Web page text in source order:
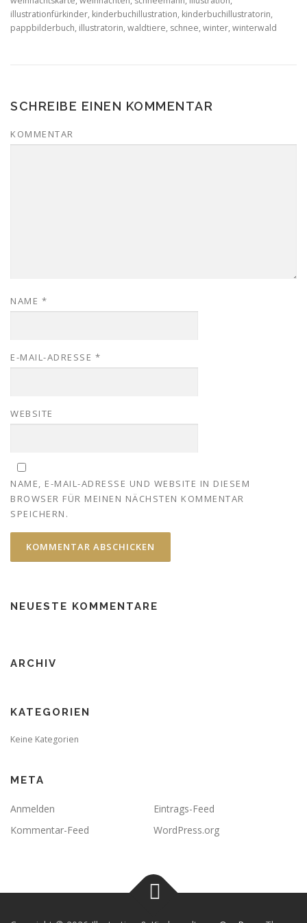
illustrationfürkinder, kinderbuchillustration, kinderbuchillustratorin,
pappbilderbuch, illustratorin, waldtiere, schnee, winter, winterwald
SCHREIBE EINEN KOMMENTAR
KOMMENTAR
NAME *
E-MAIL-ADRESSE *
WEBSITE
NAME, E-MAIL-ADRESSE UND WEBSITE IN DIESEM
BROWSER FÜR MEINEN NÄCHSTEN KOMMENTAR
SPEICHERN.
NEUESTE KOMMENTARE
ARCHIV
KATEGORIEN
Keine Kategorien
META
Anmelden
Eintrags-Feed
Kommentar-Feed
WordPress.org